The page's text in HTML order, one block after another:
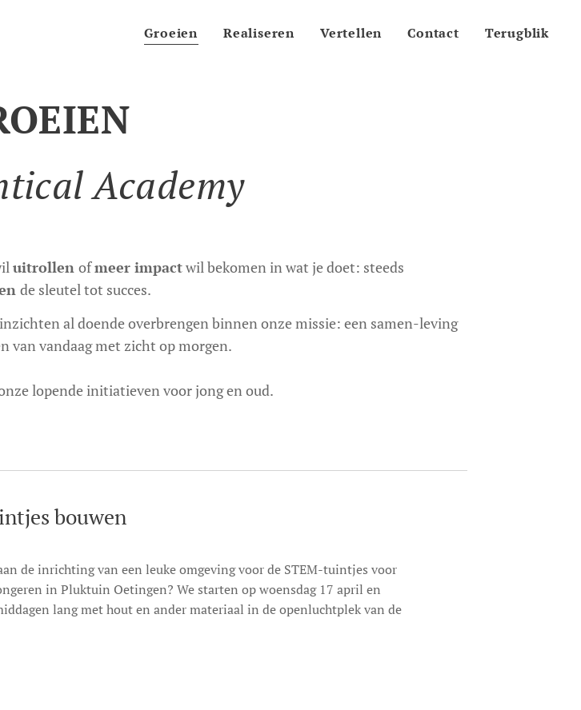
Groeien Realiseren Vertellen Contact Terugblik
Academy
uitrollen ofmeer impactwil bekomen in wat je doet: steeds
de sleutel tot succes.
al doende overbrengen binnen onze missie: een samen-leving
van vandaag met zicht op morgen.
lopende initiatieven voor jong en oud.
bouwen
de inrichting van een leuke omgeving voor de STEM-tuintjes voor
in Pluktuin Oetingen? We starten op woensdag 17 april en
lang met hout en ander materiaal in de openluchtplek van de